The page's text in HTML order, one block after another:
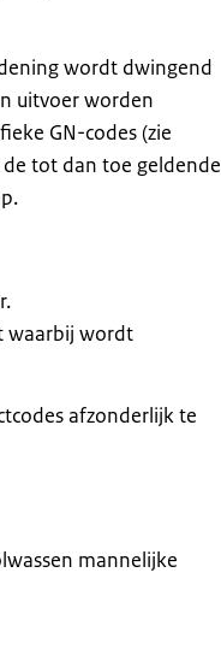
wordt dwingend
uitvoer worden
GN-codes (zie
tot dan toe geldende
waarbij wordt
afzonderlijk te
mannelijke